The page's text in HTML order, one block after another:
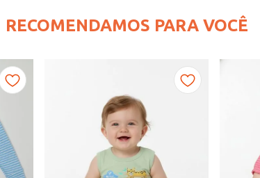
RECOMENDAMOS PARA VOCÊ